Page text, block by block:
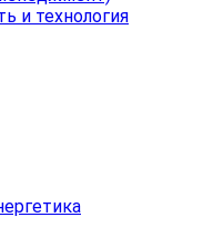
и технология